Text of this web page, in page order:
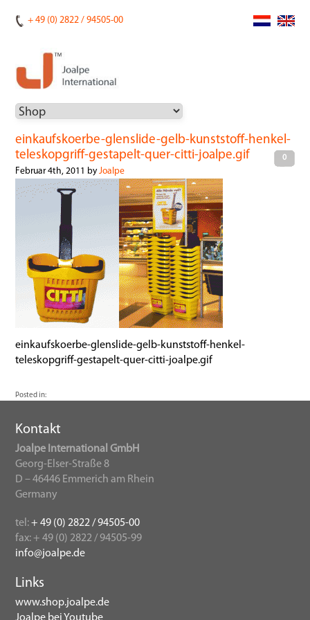
+ 49 (0) 2822 / 94505-00
einkaufskoerbe-glenslide-gelb-kunststoff-henkel-
teleskopgriff-gestapelt-quer-citti-joalpe.gif
0
Februar 4th, 2011 byJoalpe
einkaufskoerbe-glenslide-gelb-kunststoff-henkel-
teleskopgriff-gestapelt-quer-citti-joalpe.gif
Posted in:
Kontakt
Joalpe International GmbH
Georg-Elser-Straße 8
D – 46446 Emmerich am Rhein
Germany
tel:+ 49 (0) 2822 / 94505-00
fax: + 49 (0) 2822 / 94505-99
info@joalpe.de
Links
www.shop.joalpe.de